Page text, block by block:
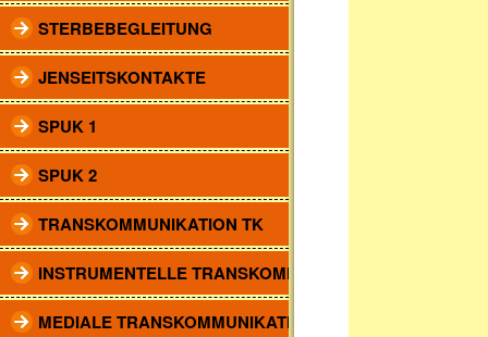
STERBEBEGLEITUNG
JENSEITSKONTAKTE
SPUK 1
SPUK 2
TRANSKOMMUNIKATION TK
INSTRUMENTELLE TRANSKOMM.
MEDIALE TRANSKOMMUNIKATION